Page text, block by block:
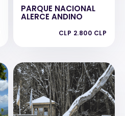
PARQUE NACIONAL
ALERCE ANDINO
CLP 2.800 CLP